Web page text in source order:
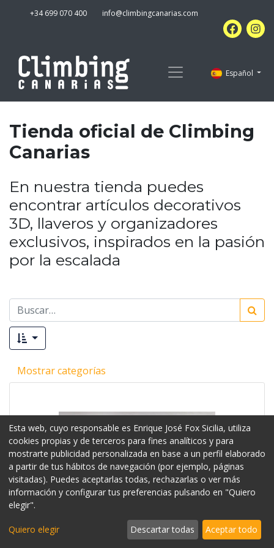
+34 699 070 400 info@climbingcanarias.com
Español
Tienda oficial de Climbing
Canarias
En nuestra tienda puedes
encontrar artículos decorativos
3D, llaveros y organizadores
exclusivos, inspirados en la pasión
por la escalada
Mostrar categorías
Esta web, cuyo responsable es Enrique José Fox Sicilia, utiliza
cookies propias y de terceros para fines analíticos y para
mostrarte publicidad personalizada en base a un perfil elaborado
a partir de tus hábitos de navegación (por ejemplo, páginas
visitadas). Puedes aceptarlas todas, rechazarlas o ver más
información y configurar tus preferencias pulsando en "Quiero
elegir".
Quiero elegir Descartar todas Aceptar todo